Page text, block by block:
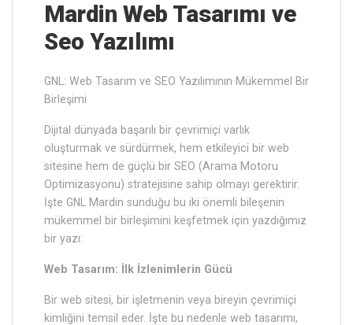
Mardin ‎Web Tasarımı ve
Seo Yazılımı
GNL: Web Tasarım ve SEO Yazılımının Mükemmel Bir
Birleşimi
Dijital dünyada başarılı bir çevrimiçi varlık
oluşturmak ve sürdürmek, hem etkileyici bir web
sitesine hem de güçlü bir SEO (Arama Motoru
Optimizasyonu) stratejisine sahip olmayı gerektirir.
İşte GNL Mardin sunduğu bu iki önemli bileşenin
mükemmel bir birleşimini keşfetmek için yazdığımız
bir yazı:
Web Tasarım: İlk İzlenimlerin Gücü
Bir web sitesi, bir işletmenin veya bireyin çevrimiçi
kimliğini temsil eder. İşte bu nedenle web tasarımı,